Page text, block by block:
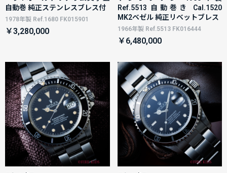
自動巻 純正ステンレスブレス付
1978年製 Ref.1680 FK015901
￥3,280,000
Ref.5513 自動巻き Cal.1520
MK2ベゼル 純正リベットブレス
1966年製 Ref.5513 FK016444
￥6,480,000